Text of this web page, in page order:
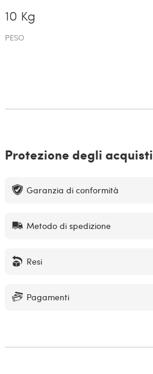
10 Kg
PESO
Protezione degli acquisti
Garanzia di conformità
Metodo di spedizione
Resi
Pagamenti